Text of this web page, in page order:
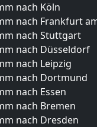
nach Köln
nach Frankfurt
nach Stuttgart
nach Düsseldorf
nach Leipzig
nach Dortmund
nach Essen
nach Bremen
nach Dresden